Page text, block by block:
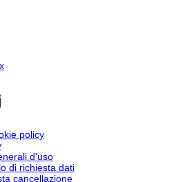
policy
d'uso
di richiesta dati
cancellazione